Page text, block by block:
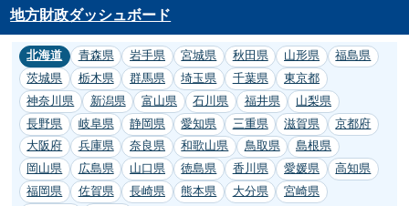
地方財政ダッシュボード
北海道 青森県 岩手県 宮城県 秋田県 山形県
福島県
茨城県
栃木県 群馬県 埼玉県 千葉県
東京都
神奈川県
新潟県 富山県 石川県 福井県
山梨県
長野県
岐阜県 静岡県 愛知県 三重県 滋賀県
京都府
大阪府
兵庫県 奈良県 和歌山県 鳥取県
島根県
岡山県
広島県 山口県 徳島県 香川県 愛媛県
高知県
福岡県
佐賀県 長崎県 熊本県 大分県
宮崎県